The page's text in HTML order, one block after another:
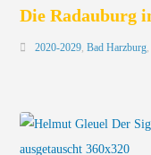
Die Radauburg
2020-2029,Bad Harzburg